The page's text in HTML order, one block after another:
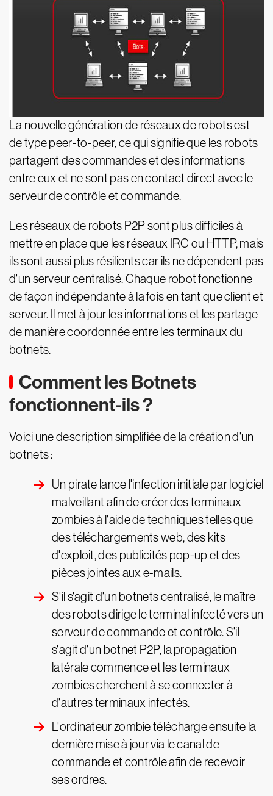
La nouvelle génération de réseaux de robots est
de type peer-to-peer, ce qui signifie que les robots
partagent des commandes et des informations
entre eux et ne sont pas en contact direct avec le
serveur de contrôle et commande.
Les réseaux de robots P2P sont plus difficiles à
mettre en place que les réseaux IRC ou HTTP, mais
ils sont aussi plus résilients car ils ne dépendent pas
d'un serveur centralisé. Chaque robot fonctionne
de façon indépendante à la fois en tant que client et
serveur. Il met à jour les informations et les partage
de manière coordonnée entre les terminaux du
botnets.
Comment les Botnets
fonctionnent-ils ?
Voici une description simplifiée de la création d'un
botnets :
Un pirate lance l'infection initiale par logiciel
malveillant afin de créer des terminaux
zombies à l'aide de techniques telles que
des téléchargements web, des kits
d'exploit, des publicités pop-up et des
pièces jointes aux e-mails.
S'il s'agit d'un botnets centralisé, le maître
des robots dirige le terminal infecté vers un
serveur de commande et contrôle. S'il
s'agit d'un botnet P2P, la propagation
latérale commence et les terminaux
zombies cherchent à se connecter à
d'autres terminaux infectés.
L'ordinateur zombie télécharge ensuite la
dernière mise à jour via le canal de
commande et contrôle afin de recevoir
ses ordres.